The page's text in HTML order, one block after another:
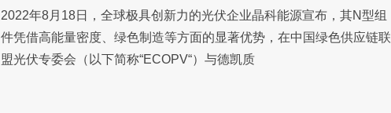
2022年8月18日，全球极具创新力的光伏企业晶科能源宣布，其N型组
件凭借高能量密度、绿色制造等方面的显著优势，在中国绿色供应链联
盟光伏专委会（以下简称“ECOPV“）与德凯质